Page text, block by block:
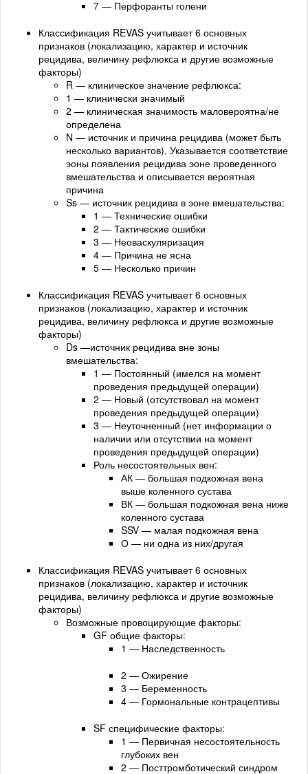
7 — Перфоранты голени
Классификация REVAS учитывает 6 основных
признаков (локализацию, характер и источник
рецидива, величину рефлюкса и другие возможные
факторы)
R — клиническое значение рефлюкса:
1 — клинически значимый
2 — клиническая значимость маловероятна/не
определена
N — источник и причина рецидива (может быть
несколько вариантов). Указывается соответствие
эоны появления рецидива эоне проведенного
вмешательства и описывается вероятная
причина
Ss — источник рецидива в эоне вмешательства:
1 — Технические ошибки
2 — Тактические ошибки
3 — Неоваскуляризация
4 — Причина не ясна
5 — Несколько причин
Классификация REVAS учитывает 6 основных
признаков (локализацию, характер и источник
рецидива, величину рефлюкса и другие возможные
факторы)
Ds —источник рецидива вне зоны
вмешательства:
1 — Постоянный (имелся на момент
проведения предыдущей операции)
2 — Новый (отсутствовал на момент
проведения предыдущей операции)
3 — Неуточненный (нет информации о
наличии или отсутствии на момент
проведения предыдущей операции)
Роль несостоятельных вен:
АК — большая подкожная вена
выше коленного сустава
ВК — большая подкожная вена ниже
коленного сустава
SSV — малая подкожная вена
О — ни одна из них/другая
Классификация REVAS учитывает 6 основных
признаков (локализацию, характер и источник
рецидива, величину рефлюкса и другие возможные
факторы)
Возможные провоцирующие факторы:
GF общие факторы:
1 — Наследственность
2 — Ожирение
3 — Беременность
4 — Гормональные контрацептивы
SF специфические факторы:
1 — Первичная несостоятельность
глубоких вен
2 — Посттромботический синдром